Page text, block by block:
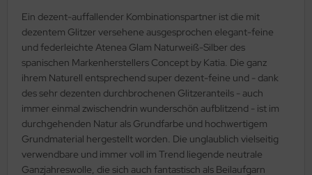
Ein dezent-auffallender Kombinationspartner ist die mit
dezentem Glitzer versehene ausgesprochen elegant-feine
und federleichte Atenea Glam Naturweiß-Silber des
spanischen Markenherstellers Concept by Katia. Die ganz
ihrem Naturell entsprechend super dezent-feine und - dank
des sehr dezenten durchbrochenen Glitzeranteils - auch
immer einmal zwischendrin wunderschön aufblitzend - ist im
durchgehenden Natur als Grundfarbe und hochwertigem
Grundmaterial hergestellt worden. Die unglaublich vielseitig
verwendbare und immer voll im Trend liegende neutrale
Ganzjahreswolle, die sich auch fantastisch als Beilaufgarn